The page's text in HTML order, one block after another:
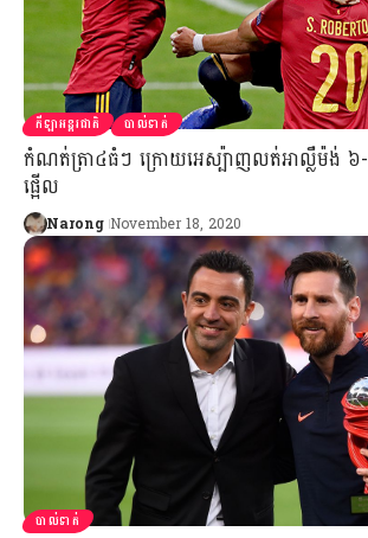
កីឡាអន្តរជាតិ បាល់ទាត់
កំណត់ត្រា៤ធំៗ ក្រោយអេស្ប៉ាញលត់អាល្លឺម៉ង់ ៦-
ផ្អើល
Narong November 18, 2020
បាល់ទាត់